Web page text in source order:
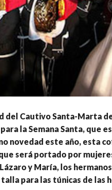
del Cautivo Santa-Marta
la Semana Santa, que
novedad este año, esta
será portado por
y María, los
para las túnicas de las